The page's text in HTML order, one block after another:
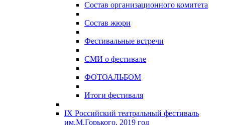
Состав организационного комитета
Состав жюри
Фестивальные встречи
СМИ о фестивале
ФОТОАЛЬБОМ
Итоги фестиваля
IX Российский театральный фестиваль
им.М.Горького, 2019 год